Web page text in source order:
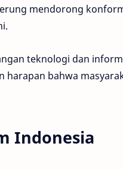
mendorong
teknologi dan
harapan bahwa
Indonesia